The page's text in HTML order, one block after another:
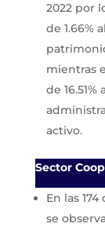
2022 por
de 1.66%
mientras
de 16.51%
activo.
Sector
En las
se